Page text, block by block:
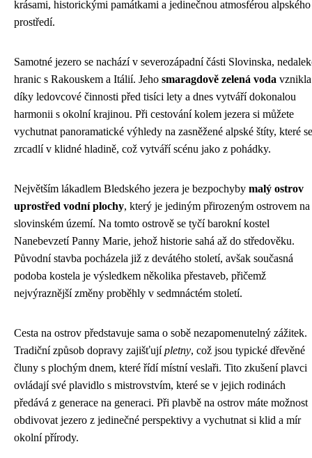
krásami, historickými památkami a jedinečnou atmosférou alpského
prostředí.
Samotné jezero se nachází v severozápadní části Slovinska,
hranic s Rakouskem a Itálií. Jeho smaragdově zelená voda vznikla
díky ledovcové činnosti před tisíci lety a dnes vytváří dokonalou
harmonii s okolní krajinou. Při cestování kolem jezera si můžete
vychutnat panoramatické výhledy na zasněžené alpské štíty, které se
zrcadlí v klidné hladině, což vytváří scénu jako z pohádky.
Největším lákadlem Bledského jezera je bezpochyby malý ostrov
uprostřed vodní plochy, který je jediným přirozeným ostrovem na
slovinském území. Na tomto ostrově se tyčí barokní kostel
Nanebevzetí Panny Marie, jehož historie sahá až do středověku.
Původní stavba pocházela již z devátého století, avšak současná
podoba kostela je výsledkem několika přestaveb, přičemž
nejvýraznější změny proběhly v sedmnáctém století.
Cesta na ostrov představuje sama o sobě nezapomenutelný zážitek.
Tradiční způsob dopravy zajišťujípletny, což jsou typické dřevěné
čluny s plochým dnem, které řídí místní veslaři. Tito zkušení plavci
ovládají své plavidlo s mistrovstvím, které se v jejich rodinách
předává z generace na generaci. Při plavbě na ostrov máte možnost
obdivovat jezero z jedinečné perspektivy a vychutnat si klid a mír
okolní přírody.